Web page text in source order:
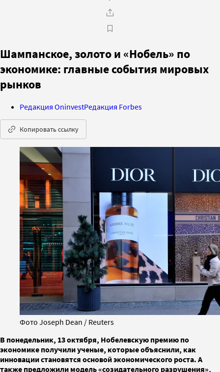
Шампанское, золото и «Нобель» по
экономике: главные события мировых
рынков
Редакция OninvestРедакция Forbes
Копировать ссылку
Фото Joseph Dean / Reuters
В понедельник, 13 октября, Нобелевскую премию по
экономике получили ученые, которые объяснили, как
инновации становятся основой экономического роста. А
также предложили модель «созидательного разрушения»,